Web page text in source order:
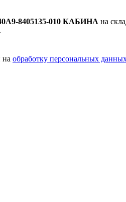
8405135-010 КАБИНА на
на обработку персональных